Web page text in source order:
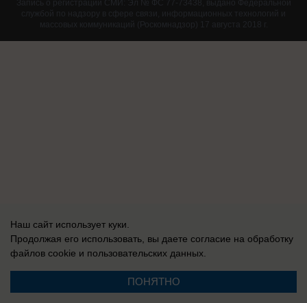
Запись о регистрации СМИ: Эл № ФС 77-73438, выдано Федеральной
службой по надзору в сфере связи, информационных технологий и
массовых коммуникаций (Роскомнадзор) 17 августа 2018 г.
Наш сайт использует куки.
Продолжая его использовать, вы даете согласие на обработку
файлов cookie и пользовательских данных.
ПОНЯТНО